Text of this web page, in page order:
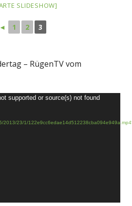
SLIDESHOW]
◄ 1 2 3
– RügenTV vom
supported or source(s) not found
2013/23/1/